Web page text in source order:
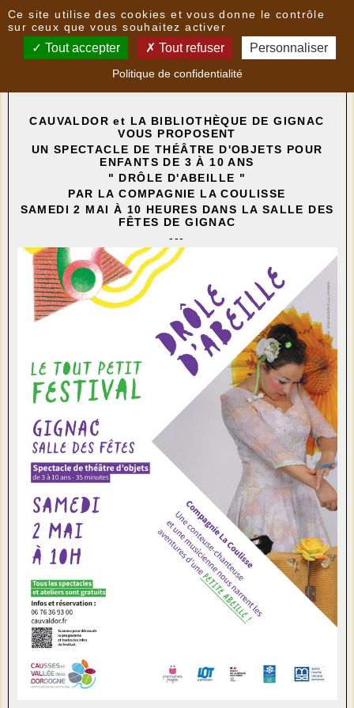
Nouvelles
GIGNAC - SPECTACLE POUR ENFANTS : " DRÔLE
CAUVALDOR et LA BIBLIOTHÈQUE DE GIGNAC
VOUS PROPOSENT
UN SPECTACLE DE THÉÂTRE D'OBJETS POUR
ENFANTS DE 3 À 10 ANS
" DRÔLE D'ABEILLE "
PAR LA COMPAGNIE LA COULISSE
SAMEDI 2 MAI À 10 HEURES DANS LA SALLE DES
FÊTES DE GIGNAC
---
Ce site utilise des cookies et vous donne le contrôle
sur ceux que vous souhaitez activer
Tout accepter Tout refuser Personnaliser
Politique de confidentialité